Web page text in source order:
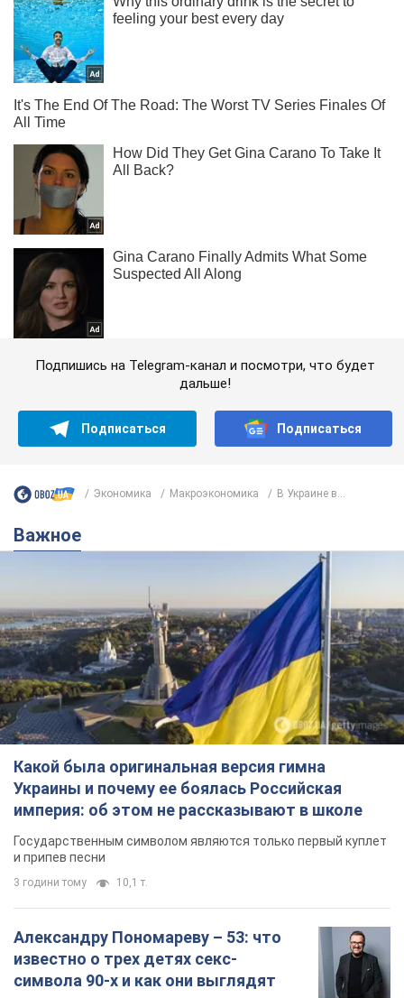
Подпишись на Telegram-канал и посмотри, что будет
дальше!
Подписаться Подписаться
Экономика Mакроэкономика В Украине в...
Важное
Какой была оригинальная версия гимна
Украины и почему ее боялась Российская
империя: об этом не рассказывают в школе
Государственным символом являются только первый куплет
и припев песни
3 години тому 10,1 т.
Александру Пономареву – 53: что
известно о трех детях секс-
символа 90-х и как они выглядят